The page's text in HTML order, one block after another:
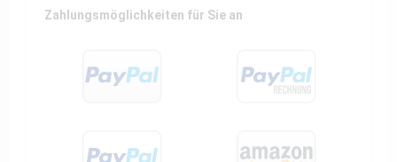
Zahlungsmöglichkeiten für Sie an